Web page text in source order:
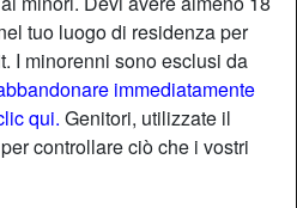
tuo luogo di residenza per
I minorenni sono esclusi da
immediatamente
qui. Genitori, utilizzate il
controllare ciò che i vostri